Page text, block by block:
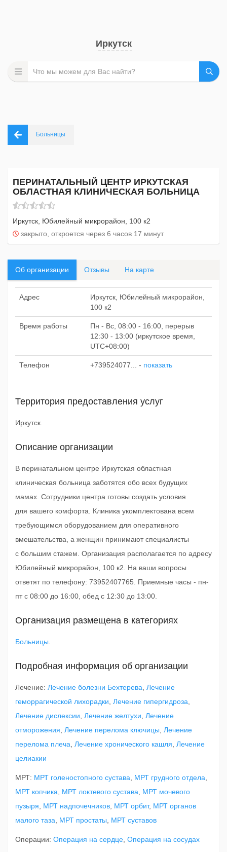
Иркутск
Больницы
ПЕРИНАТАЛЬНЫЙ ЦЕНТР ИРКУТСКАЯ
ОБЛАСТНАЯ КЛИНИЧЕСКАЯ БОЛЬНИЦА
Иркутск, Юбилейный микрорайон, 100 к2
закрыто, откроется через 6 часов 17 минут
Об организации Отзывы На карте
Адрес
Иркутск, Юбилейный микрорайон,
100 к2
Время работы
Пн - Вс, 08:00 - 16:00, перерыв
12:30 - 13:00 (иркутское время,
UTC+08:00)
Телефон +739524077... - показать
Территория предоставления услуг
Иркутск.
Описание организации
В перинатальном центре Иркутская областная
клиническая больница заботятся обо всех будущих
мамах. Сотрудники центра готовы создать условия
для вашего комфорта. Клиника укомплектована всем
требующимся оборудованием для оперативного
вмешательства, а женщин принимают специалисты
с большим стажем. Организация располагается по адресу
Юбилейный микрорайон, 100 к2. На ваши вопросы
ответят по телефону: 73952407765. Приемные часы - пн-
пт с 08:00 до 16:00, обед с 12:30 до 13:00.
Организация размещена в категориях
Больницы
Подробная информация об организации
Лечение: Лечение болезни Бехтерева Лечение
геморрагической лихорадки Лечение гипергидроза
Лечение дислексии Лечение желтухи Лечение
отморожения Лечение перелома ключицы Лечение
перелома плеча Лечение хронического кашля Лечение
целиакии
МРТ: МРТ голеностопного сустава МРТ грудного отдела
МРТ копчика
МРТ локтевого сустава
МРТ мочевого
пузыря
МРТ надпочечников МРТ орбит, МРТ органов
малого таза
МРТ простаты МРТ суставов
Операции: Операция на сердце Операция на сосудах